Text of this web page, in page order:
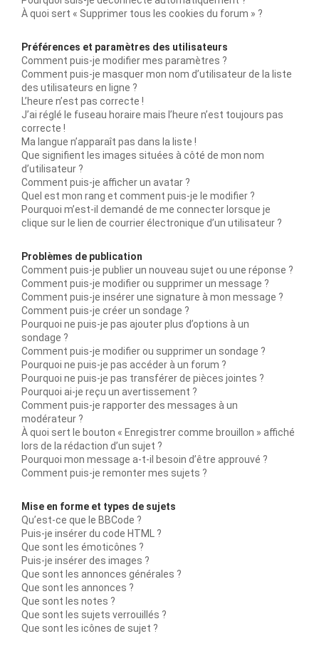
À quoi sert « Supprimer tous les cookies du forum » ?
Préférences et paramètres des utilisateurs
Comment puis-je modifier mes paramètres ?
Comment puis-je masquer mon nom d’utilisateur de la liste
des utilisateurs en ligne ?
L’heure n’est pas correcte !
J’ai réglé le fuseau horaire mais l’heure n’est toujours pas
correcte !
Ma langue n’apparaît pas dans la liste !
Que signifient les images situées à côté de mon nom
d’utilisateur ?
Comment puis-je afficher un avatar ?
Quel est mon rang et comment puis-je le modifier ?
Pourquoi m’est-il demandé de me connecter lorsque je
clique sur le lien de courrier électronique d’un utilisateur ?
Problèmes de publication
Comment puis-je publier un nouveau sujet ou une réponse ?
Comment puis-je modifier ou supprimer un message ?
Comment puis-je insérer une signature à mon message ?
Comment puis-je créer un sondage ?
Pourquoi ne puis-je pas ajouter plus d’options à un
sondage ?
Comment puis-je modifier ou supprimer un sondage ?
Pourquoi ne puis-je pas accéder à un forum ?
Pourquoi ne puis-je pas transférer de pièces jointes ?
Pourquoi ai-je reçu un avertissement ?
Comment puis-je rapporter des messages à un
modérateur ?
À quoi sert le bouton « Enregistrer comme brouillon » affiché
lors de la rédaction d’un sujet ?
Pourquoi mon message a-t-il besoin d’être approuvé ?
Comment puis-je remonter mes sujets ?
Mise en forme et types de sujets
Qu’est-ce que le BBCode ?
Puis-je insérer du code HTML ?
Que sont les émoticônes ?
Puis-je insérer des images ?
Que sont les annonces générales ?
Que sont les annonces ?
Que sont les notes ?
Que sont les sujets verrouillés ?
Que sont les icônes de sujet ?